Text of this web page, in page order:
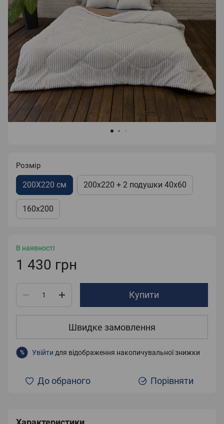
Розмір
200X220 см 200x220 + 2 подушки 40x60
160x200
В наявності
1 430 грн
Купити
Швидке замовлення
% Увійти для відображення накопичувальної знижки
До обраного Порівняти